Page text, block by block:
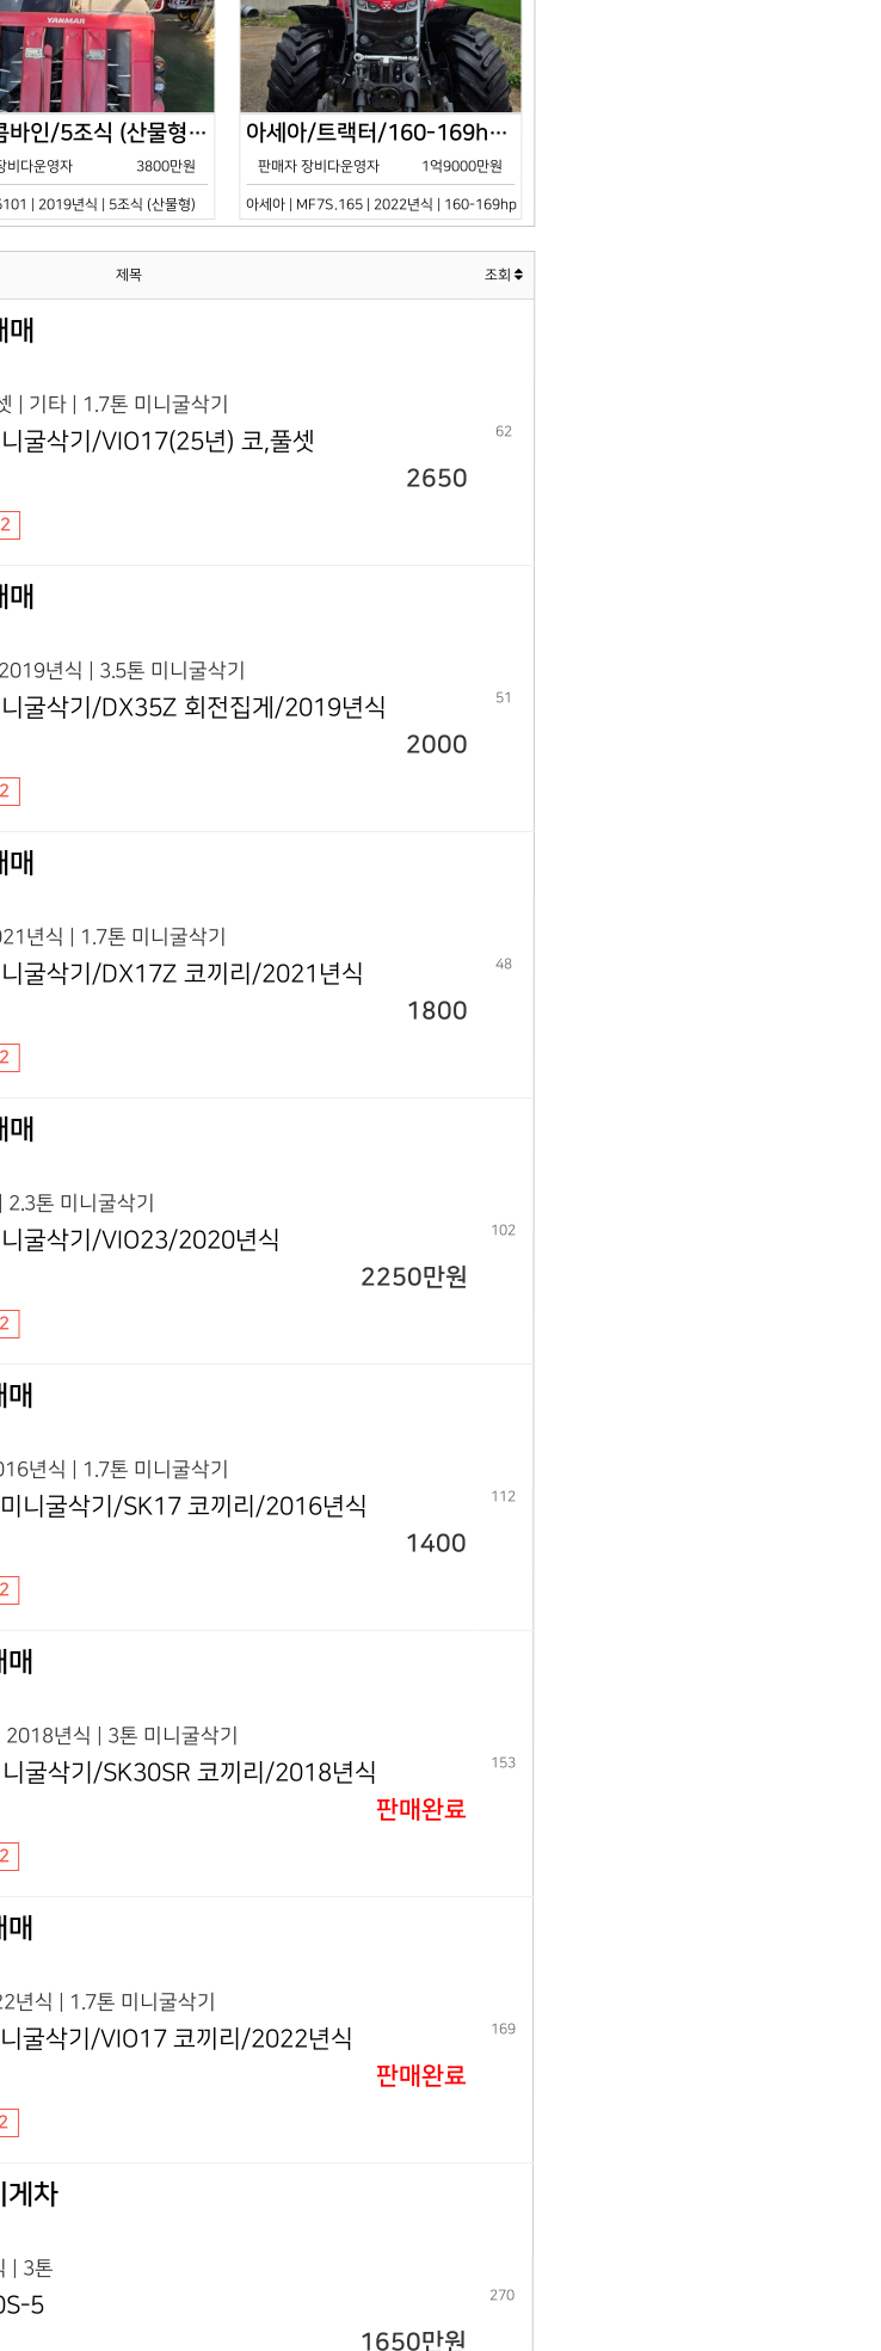
얀마/콤바인/5조식 (산물형)/YH5101/2019년식
비다운영자 3800만원
| 2019년식 | 5조식 (산물형)
아세아/트랙터/160-169hp/MF7S.165/2023년식
판매자 장비다운영자 1억9000만원
아세아 | MF7S.165 | 2022년식 | 160-169hp
제목 조회
| 기타 | 1.7톤 미니굴삭기
굴삭기/VIO17(25년) 코,풀셋
2650
62
년식 | 3.5톤 미니굴삭기
굴삭기/DX35Z 회전집게/2019년식
2000
51
년식 | 1.7톤 미니굴삭기
굴삭기/DX17Z 코끼리/2021년식
1800
48
톤 미니굴삭기
굴삭기/VIO23/2020년식
2250만원
102
년식 | 1.7톤 미니굴삭기
니굴삭기/SK17 코끼리/2016년식
1400
112
년식 | 3톤 미니굴삭기
굴삭기/SK30SR 코끼리/2018년식
판매완료
153
년식 | 1.7톤 미니굴삭기
굴삭기/VIO17 코끼리/2022년식
판매완료
169
게차
| 3톤
5
1650만원
270